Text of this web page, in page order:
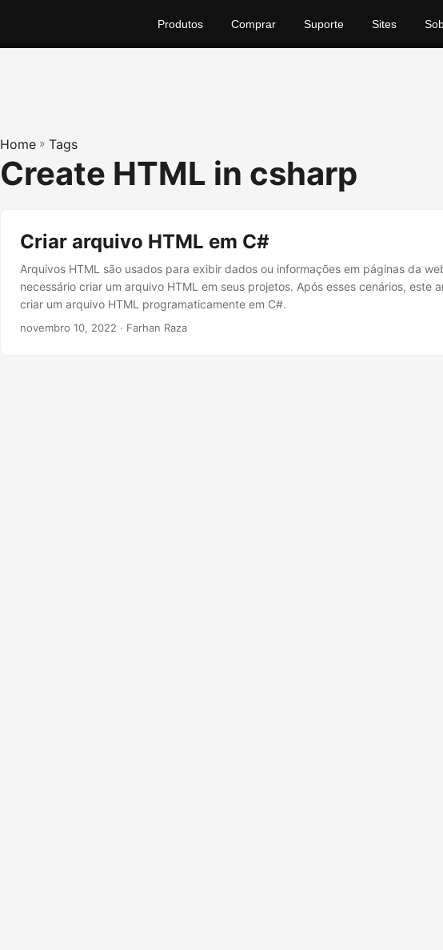
Produtos Comprar Suporte Sites
Home » Tags
Create HTML in csharp
Criar arquivo HTML em C#
Arquivos HTML são usados para exibir dados ou informações em páginas da
necessário criar um arquivo HTML em seus projetos. Após esses cenários, este
criar um arquivo HTML programaticamente em C#.
novembro 10, 2022 · Farhan Raza